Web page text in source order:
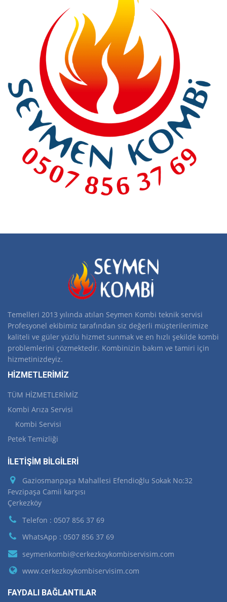
Temelleri 2013 yılında atılan Seymen Kombi teknik servisi
Profesyonel ekibimiz tarafından siz değerli müşterilerimize
kaliteli ve güler yüzlü hizmet sunmak ve en hızlı şekilde kombi
problemlerini çözmektedir. Kombinizin bakım ve tamiri için
hizmetinizdeyiz.
HİZMETLERİMİZ
TÜM HİZMETLERİMİZ
Kombi Arıza Servisi
Kombi Servisi
Petek Temizliği
İLETİŞİM BİLGİLERİ
Gaziosmanpaşa Mahallesi Efendioğlu Sokak No:32
Fevzipaşa Camii karşısı
Çerkezköy
Telefon : 0507 856 37 69
WhatsApp : 0507 856 37 69
seymenkombi@cerkezkoykombiservisim.com
www.cerkezkoykombiservisim.com
FAYDALI BAĞLANTILAR